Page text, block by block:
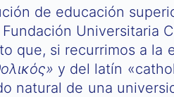
de educación
Universitaria
que, si recurrimos a la
y del latín
natural de una